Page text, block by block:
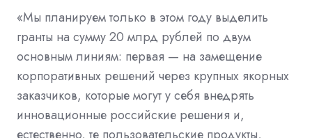
«Мы планируем только в этом году выделить
гранты на сумму 20 млрд рублей по двум
основным линиям: первая — на замещение
корпоративных решений через крупных якорных
заказчиков, которые могут у себя внедрять
инновационные российские решения и,
естественно, те пользовательские продукты,